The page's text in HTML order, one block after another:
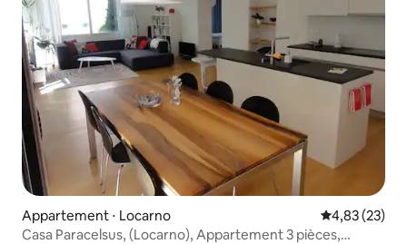
Appartement ⋅ Locarno Évaluation
4,83 (23)
Casa Paracelsus, (Locarno), Appartement 3 pièces,